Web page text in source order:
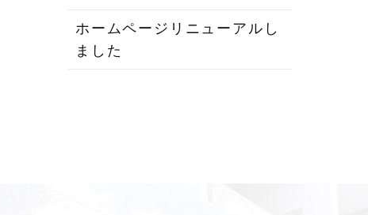
ホームページリニューアルし
ました